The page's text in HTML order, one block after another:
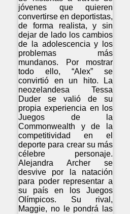
jóvenes que quieren
convertirse en deportistas,
de forma realista, y sin
dejar de lado los cambios
de la adolescencia y los
problemas más
mundanos. Por mostrar
todo ello, “Alex” se
convirtió en un hito. La
neozelandesa Tessa
Duder se valió de su
propia experiencia en los
Juegos de la
Commonwealth y de la
competitividad en el
deporte para crear su más
célebre personaje.
Alejandra Archer se
desvive por la natación
para poder representar a
su país en los Juegos
Olímpicos. Su rival,
Maggie, no le pondrá las